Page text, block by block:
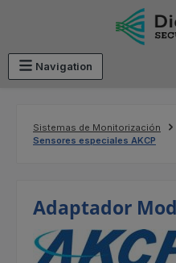
Saltar al contenido principal
Navigation
Sistemas de Monitorización
Sensores especiales AKCP
Adaptador